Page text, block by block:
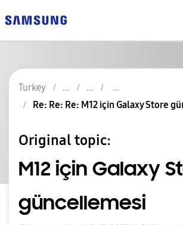
Turkey
Re: Re: Re: M12 için Galaxy Store
Original topic:
M12 için Galaxy
güncellemesi